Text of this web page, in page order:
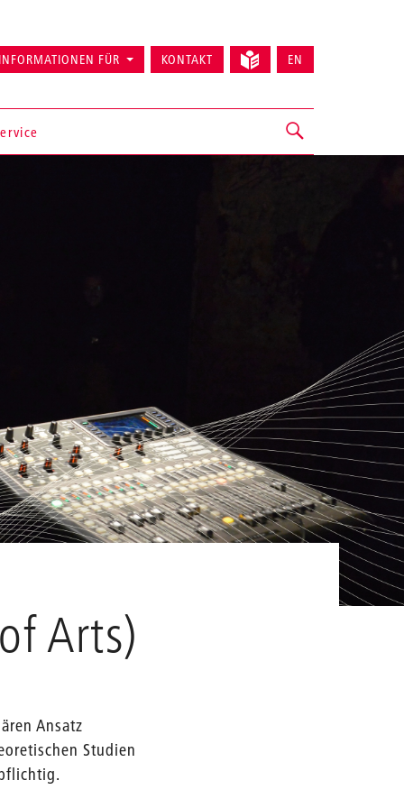
INFORMATIONEN FÜR KONTAKT EN
Arts)
Ansatz
Studien